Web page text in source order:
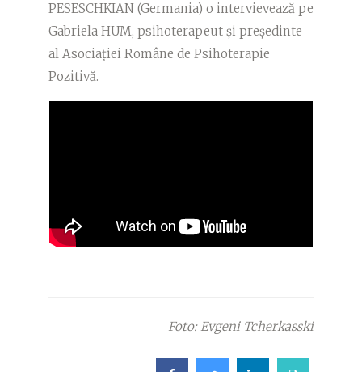
PESESCHKIAN (Germania) o intervievează pe
Gabriela HUM, psihoterapeut și președinte
al Asociației Române de Psihoterapie
Pozitivă.
Foto: Evgeni Tcherkasski